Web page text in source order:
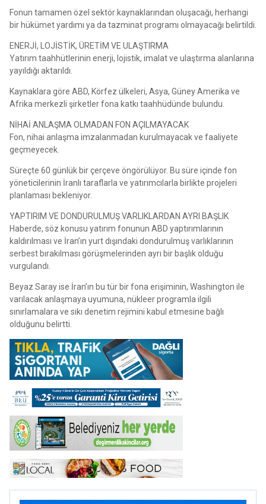
Fonun tamamen özel sektör kaynaklarından oluşacağı, herhangi
bir hükümet yardımı ya da tazminat programı olmayacağı belirtildi.
ENERJİ, LOJİSTİK, ÜRETİM VE ULAŞTIRMA
Yatırım taahhütlerinin enerji, lojistik, imalat ve ulaştırma alanlarına
yayıldığı aktarıldı.
Kaynaklara göre ABD, Körfez ülkeleri, Asya, Güney Amerika ve
Afrika merkezli şirketler fona katkı taahhüdünde bulundu.
NİHAİ ANLAŞMA OLMADAN FON AÇILMAYACAK
Fon, nihai anlaşma imzalanmadan kurulmayacak ve faaliyete
geçmeyecek.
Süreçte 60 günlük bir çerçeve öngörülüyor. Bu süre içinde fon
yöneticilerinin İranlı taraflarla ve yatırımcılarla birlikte projeleri
planlaması bekleniyor.
YAPTIRIM VE DONDURULMUŞ VARLIKLARDAN AYRI BAŞLIK
Haberde, söz konusu yatırım fonunun ABD yaptırımlarının
kaldırılması ve İran’ın yurt dışındaki dondurulmuş varlıklarının
serbest bırakılması görüşmelerinden ayrı bir başlık olduğu
vurgulandı.
Beyaz Saray ise İran’ın bu tür bir fona erişiminin, Washington ile
varılacak anlaşmaya uyumuna, nükleer programla ilgili
sınırlamalara ve sıkı denetim rejimini kabul etmesine bağlı
olduğunu belirtti.